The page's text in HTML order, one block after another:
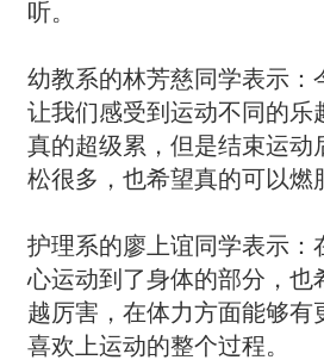
听。
幼教系的林芳慈同学表示：
让我们感受到运动不同的乐
真的超级累，但是结束运动
松很多，也希望真的可以燃
护理系的廖上谊同学表示：
心运动到了身体的部分，也
越厉害，在体力方面能够有
喜欢上运动的整个过程。